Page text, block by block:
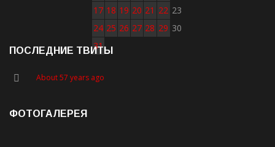
17 18 19 20 21 22 23
24 25 26 27 28 29 30
31
ПОСЛЕДНИЕ ТВИТЫ
About 57 years ago
ФОТОГАЛЕРЕЯ